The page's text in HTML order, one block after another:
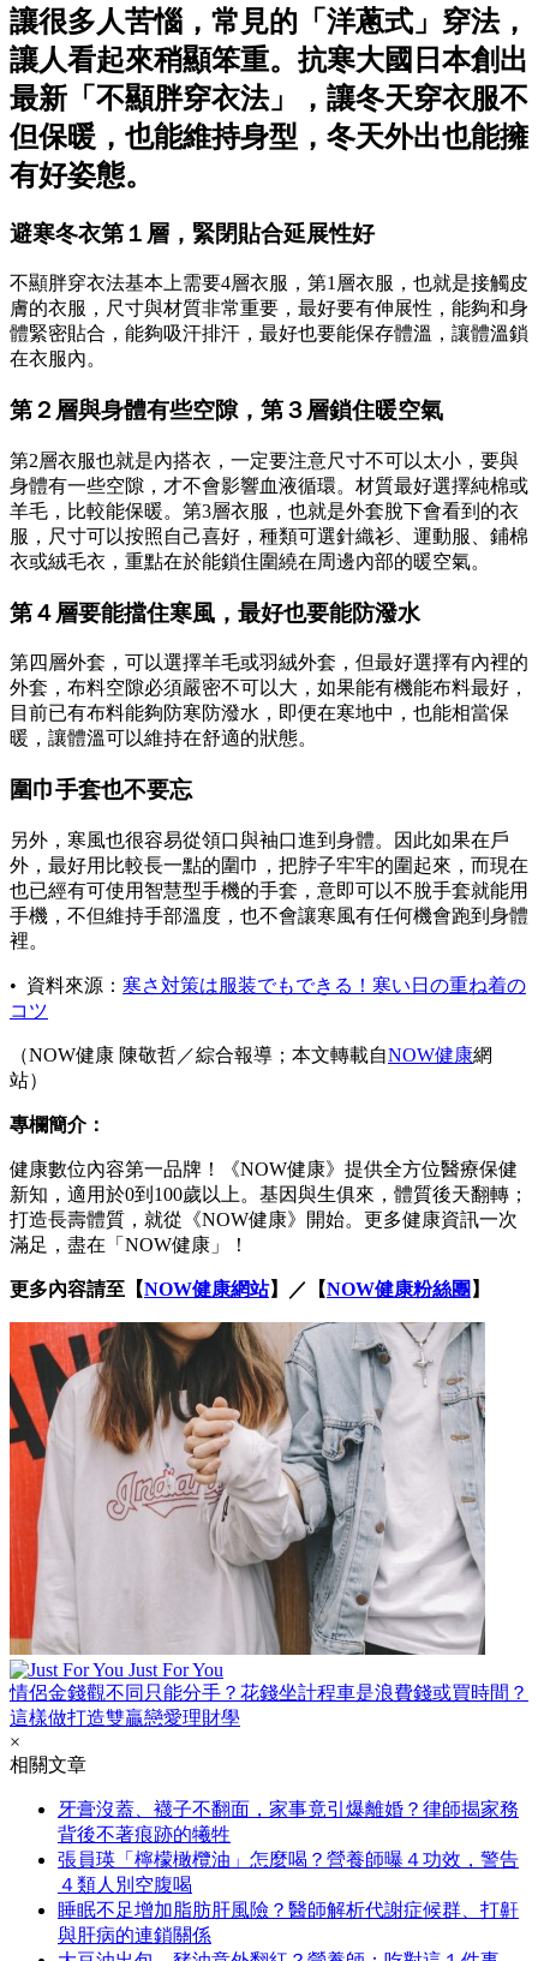
讓很多人苦惱，常見的「洋蔥式」穿法，
讓人看起來稍顯笨重。抗寒大國日本創出
最新「不顯胖穿衣法」，讓冬天穿衣服不
但保暖，也能維持身型，冬天外出也能擁
有好姿態。
避寒冬衣第１層，緊閉貼合延展性好
不顯胖穿衣法基本上需要4層衣服，第1層衣服，也就是接觸皮
膚的衣服，尺寸與材質非常重要，最好要有伸展性，能夠和身
體緊密貼合，能夠吸汗排汗，最好也要能保存體溫，讓體溫鎖
在衣服內。
第２層與身體有些空隙，第３層鎖住暖空氣
第2層衣服也就是內搭衣，一定要注意尺寸不可以太小，要與
身體有一些空隙，才不會影響血液循環。材質最好選擇純棉或
羊毛，比較能保暖。第3層衣服，也就是外套脫下會看到的衣
服，尺寸可以按照自己喜好，種類可選針織衫、運動服、鋪棉
衣或絨毛衣，重點在於能鎖住圍繞在周邊內部的暖空氣。
第４層要能擋住寒風，最好也要能防潑水
第四層外套，可以選擇羊毛或羽絨外套，但最好選擇有內裡的
外套，布料空隙必須嚴密不可以大，如果能有機能布料最好，
目前已有布料能夠防寒防潑水，即便在寒地中，也能相當保
暖，讓體溫可以維持在舒適的狀態。
圍巾手套也不要忘
另外，寒風也很容易從領口與袖口進到身體。因此如果在戶
外，最好用比較長一點的圍巾，把脖子牢牢的圍起來，而現在
也已經有可使用智慧型手機的手套，意即可以不脫手套就能用
手機，不但維持手部溫度，也不會讓寒風有任何機會跑到身體
裡。
• 資料來源： 寒さ対策は服装でもできる！寒い日の重ね着の
コツ
（NOW健康 陳敬哲／綜合報導；本文轉載自NOW健康網
站）
專欄簡介：
健康數位內容第一品牌！《NOW健康》提供全方位醫療保健
新知，適用於0到100歲以上。基因與生俱來，體質後天翻轉；
打造長壽體質，就從《NOW健康》開始。更多健康資訊一次
滿足，盡在「NOW健康」！
更多內容請至【NOW健康網站】／【NOW健康粉絲團 】
Just For You
情侶金錢觀不同只能分手？花錢坐計程車是浪費錢或買時間？
這樣做打造雙贏戀愛理財學
×
相關文章
牙膏沒蓋、襪子不翻面，家事竟引爆離婚？律師揭家務
背後不著痕跡的犧牲
張員瑛「檸檬橄欖油」怎麼喝？營養師曝４功效，警告
４類人別空腹喝
睡眠不足增加脂肪肝風險？醫師解析代謝症候群、打鼾
與肝病的連鎖關係